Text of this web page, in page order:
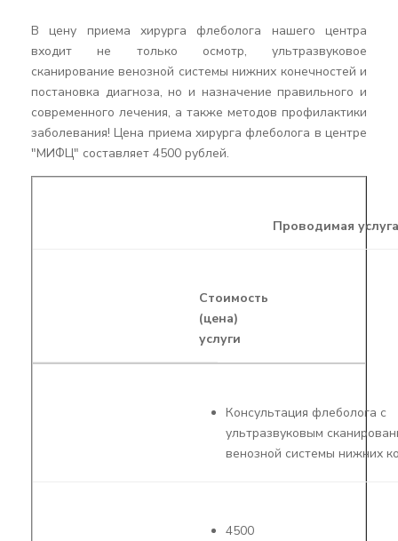
В цену приема хирурга флеболога нашего центра
входит не только осмотр, ультразвуковое
сканирование венозной системы нижних конечностей и
постановка диагноза, но и назначение правильного и
современного лечения, а также методов профилактики
заболевания! Цена приема хирурга флеболога в центре
"МИФЦ" составляет 4500 рублей.
Проводимая
Стоимость
(цена)
услуги
Консультация флеболога с
ультразвуковым
венозной системы нижних
4500